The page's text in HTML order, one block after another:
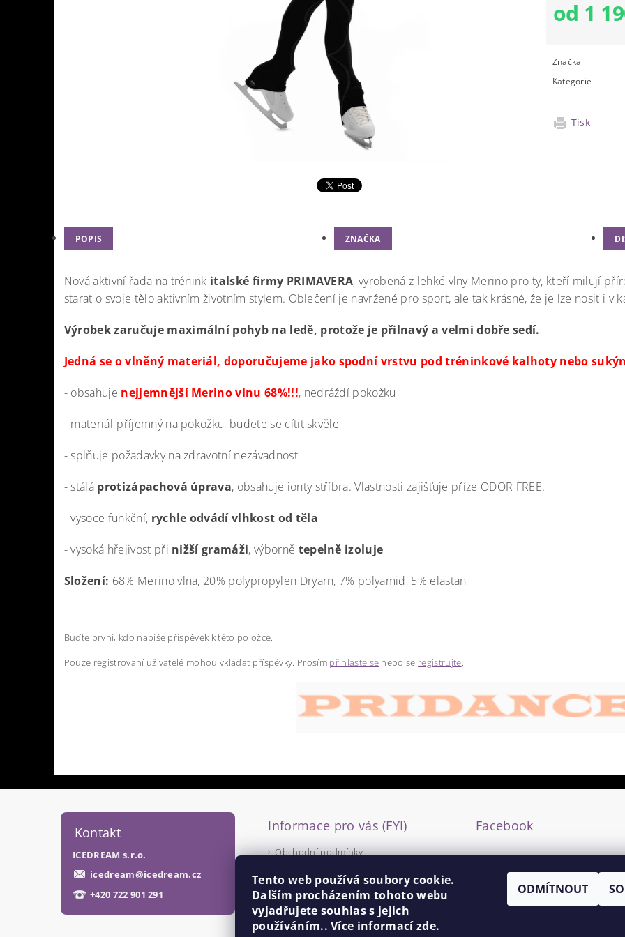
od 1
Značka
Kategorie
Tisk
POPIS ZNAČKA
Nová aktivní řada na trénink italské firmy PRIMAVERA, vyrobená z lehké vlny Merino pro ty, kteří milují
starat o svoje tělo aktivním životním stylem. Oblečení je navržené pro sport, ale tak krásné, že je lze nosit i v
Výrobek zaručuje maximální pohyb na ledě, protože je přilnavý a velmi dobře sedí.
Jedná se o vlněný materiál, doporučujeme jako spodní vrstvu pod tréninkové kalhoty nebo
- obsahuje nejjemnější Merino vlnu 68%!!!, nedráždí pokožku
- materiál-příjemný na pokožku, budete se cítit skvěle
- splňuje požadavky na zdravotní nezávadnost
- stálá protizápachová úprava, obsahuje ionty stříbra. Vlastnosti zajišťuje příze ODOR FREE.
- vysoce funkční, rychle odvádí vlhkost od těla
- vysoká hřejivost při nižší gramáži, výborně tepelně izoluje
Složení: 68% Merino vlna, 20% polypropylen Dryarn, 7% polyamid, 5% elastan
Buďte první, kdo napíše příspěvek k této položce.
Pouze registrovaní uživatelé mohou vkládat příspěvky. Prosím přihlaste se nebo se registrujte.
Kontakt
ICEDREAM s.r.o.
icedream@icedream.cz
+420 722 901 291
Informace pro vás (FYI)
Obchodní podmínky
Facebook
Tento web používá soubory cookie.
Dalším procházením tohoto webu
vyjadřujete souhlas s jejich
používáním.. Více informacízde.
ODMÍTNOUT